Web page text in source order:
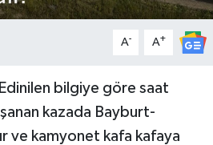
A- A+
Edinilen bilgiye göre saat
kazada Bayburt-
ve kamyonet kafa kafaya